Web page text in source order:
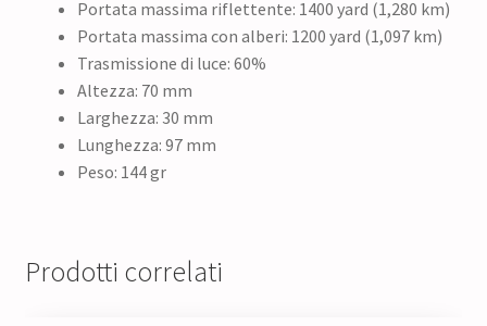
Portata massima riflettente: 1400 yard (1,280 km)
Portata massima con alberi: 1200 yard (1,097 km)
Trasmissione di luce: 60%
Altezza: 70 mm
Larghezza: 30 mm
Lunghezza: 97 mm
Peso: 144 gr
Prodotti correlati